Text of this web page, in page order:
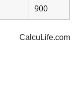
900
CalcuLife.com